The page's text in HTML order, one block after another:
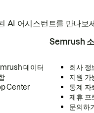
AI 어시스턴트를 만나보
데이터
Center
Semrush
회사 정
지원 가
통계 자
제휴 프
문의하